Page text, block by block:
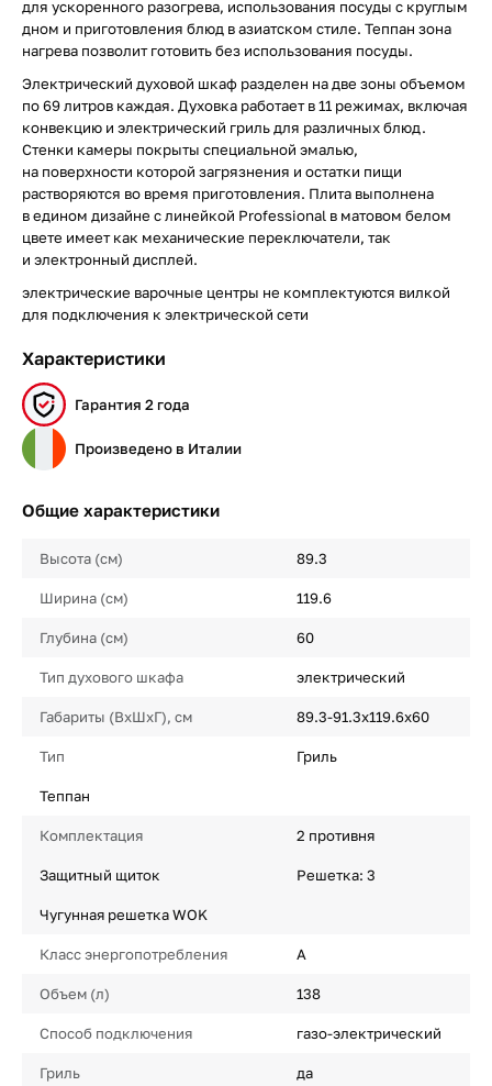
для ускоренного разогрева, использования посуды с круглым
дном и приготовления блюд в азиатском стиле. Теппан зона
нагрева позволит готовить без использования посуды.
Электрический духовой шкаф разделен на две зоны объемом
по 69 литров каждая. Духовка работает в 11 режимах, включая
конвекцию и электрический гриль для различных блюд.
Стенки камеры покрыты специальной эмалью,
на поверхности которой загрязнения и остатки пищи
растворяются во время приготовления. Плита выполнена
в едином дизайне с линейкой Professional в матовом белом
цвете имеет как механические переключатели, так
и электронный дисплей.
электрические варочные центры не комплектуются вилкой
для подключения к электрической сети
Характеристики
Гарантия 2 года
Произведено в Италии
Общие характеристики
Высота (см) 89.3
Ширина (см) 119.6
Глубина (см) 60
Тип духового шкафа электрический
Габариты (ВхШхГ), см 89.3-91.3х119.6х60
Тип Гриль
Теппан
Комплектация 2 противня
Защитный щиток Решетка: 3
Чугунная решетка WOK
Класс энергопотребления A
Объем (л) 138
Способ подключения газо-электрический
Гриль да